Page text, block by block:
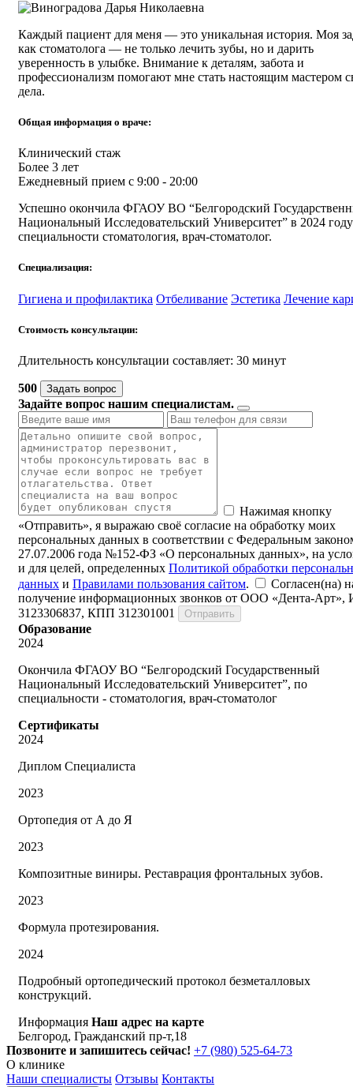
Каждый пациент для меня — это уникальная история. Моя
как стоматолога — не только лечить зубы, но и дарить
уверенность в улыбке. Внимание к деталям, забота и
профессионализм помогают мне стать настоящим мастером
дела.
Общая информация о враче:
Клинический стаж
Более 3 лет
Ежедневный прием с 9:00 - 20:00
Успешно окончила ФГАОУ ВО “Белгородский
Национальный Исследовательский Университет” в 2024
специальности стоматология, врач-стоматолог.
Специализация:
Гигиена и профилактика Отбеливание Эстетика Лечение
Стоимость консультации:
Длительность консультации составляет: 30 минут
500 Задать вопрос
Задайте вопрос нашим специалистам.
Нажимая кнопку
«Отправить», я выражаю своё согласие на обработку моих
персональных данных в соответствии с Федеральным
27.07.2006 года №152-ФЗ «О персональных данных», на
и для целей, определенных Политикой обработки
данных и Правилами пользования сайтом.
Согласен(на)
получение информационных звонков от ООО «Дента-
3123306837, КПП 312301001
Отправить
Образование
2024
Окончила ФГАОУ ВО “Белгородский Государственный
Национальный Исследовательский Университет”, по
специальности - стоматология, врач-стоматолог
Сертификаты
2024
Диплом Специалиста
2023
Ортопедия от А до Я
2023
Композитные виниры. Реставрация фронтальных зубов.
2023
Формула протезирования.
2024
Подробный ортопедический протокол безметалловых
конструкций.
Информация Наш адрес на карте
Белгород, Гражданский пр-т,18
Позвоните и запишитесь сейчас! +7 (980) 525-64-73
О клинике
Наши специалисты Отзывы Контакты